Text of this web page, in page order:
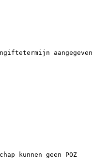
aangegeven
kunnen geen POZ